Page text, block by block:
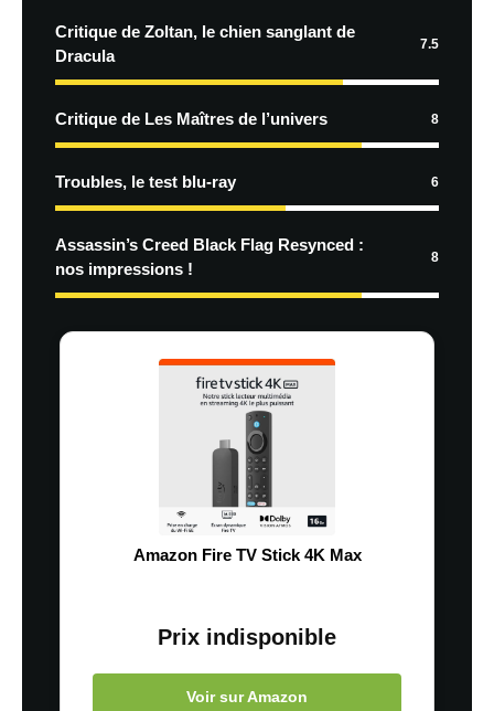
Critique de Zoltan, le chien sanglant de
Dracula
7.5
Critique de Les Maîtres de l’univers 8
Troubles, le test blu-ray 6
Assassin’s Creed Black Flag Resynced :
nos impressions !
8
Amazon Fire TV Stick 4K Max
Prix indisponible
Voir sur Amazon